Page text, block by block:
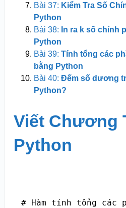
Bài 37: Kiểm Tra Số
Python
Bài 38: In ra k số chính
Python
Bài 39: Tính tổng các
bằng Python
Bài 40: Đếm số dương
Python?
Viết Chương
Python
# Hàm tính tổng các